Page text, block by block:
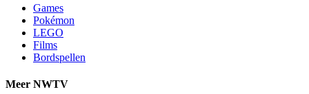
Games
Pokémon
LEGO
Films
Bordspellen
Meer NWTV